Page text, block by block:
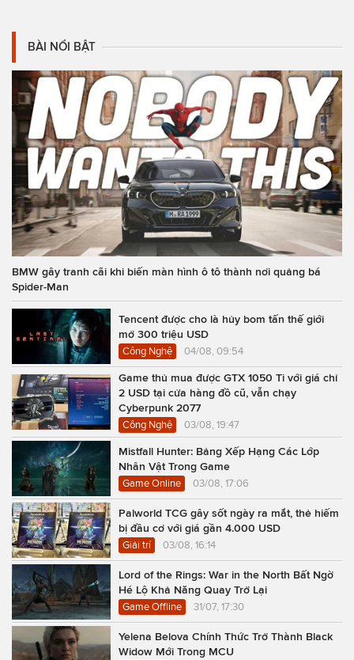
BÀI NỔI BẬT
BMW gây tranh cãi khi biến màn hình ô tô thành nơi quảng bá
Spider-Man
Tencent được cho là hủy bom tấn thế giới
mở 300 triệu USD
Công Nghệ 04/08, 09:54
Game thủ mua được GTX 1050 Ti với giá chỉ
2 USD tại cửa hàng đồ cũ, vẫn chạy
Cyberpunk 2077
Công Nghệ 03/08, 19:47
Mistfall Hunter: Bảng Xếp Hạng Các Lớp
Nhân Vật Trong Game
Game Online 03/08, 17:06
Palworld TCG gây sốt ngày ra mắt, thẻ hiếm
bị đầu cơ với giá gần 4.000 USD
Giải trí 03/08, 16:14
Lord of the Rings: War in the North Bất Ngờ
Hé Lộ Khả Năng Quay Trở Lại
Game Offline 31/07, 17:30
Yelena Belova Chính Thức Trở Thành Black
Widow Mới Trong MCU